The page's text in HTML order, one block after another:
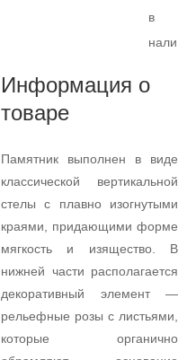
в
Информация о
товаре
Памятник выполнен в виде
классической вертикальной
стелы с плавно изогнутыми
краями, придающими форме
мягкость и изящество. В
нижней части располагается
декоративный элемент —
рельефные розы с листьями,
которые органично